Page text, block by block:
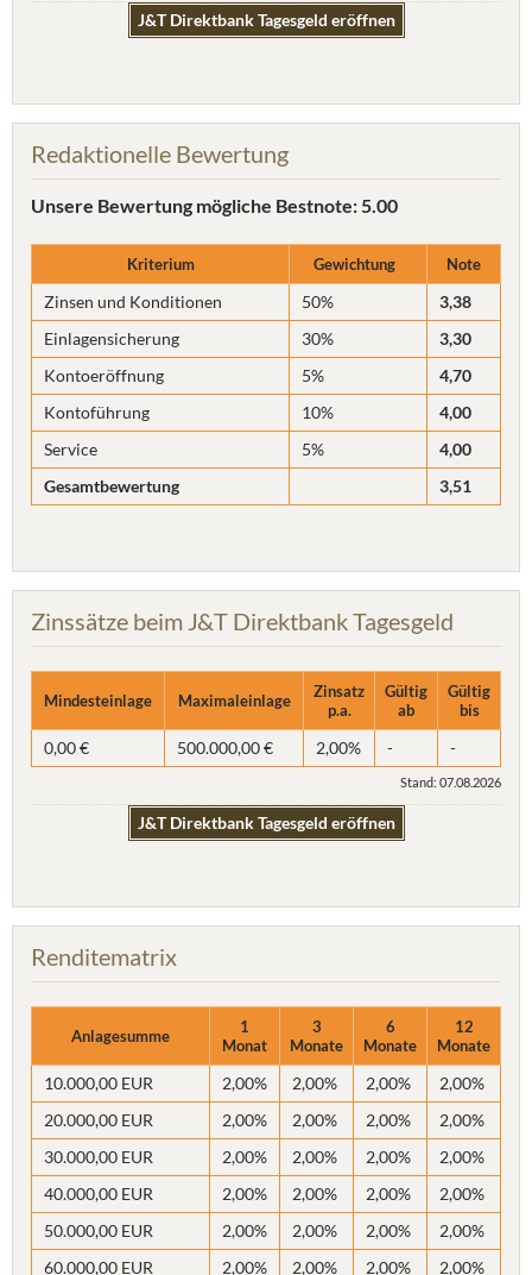
J&T Direktbank Tagesgeld eröffnen
Redaktionelle Bewertung
Unsere Bewertung mögliche Bestnote: 5.00
Kriterium Gewichtung Note
Zinsen und Konditionen 50%
3,38
Einlagensicherung
30%
3,30
Kontoeröffnung
5%
4,70
Kontoführung
10%
4,00
Service
5%
4,00
Gesamtbewertung
3,51
Zinssätze beim J&T Direktbank Tagesgeld
Mindesteinlage Maximaleinlage
Zinsatz
p.a.
Gültig
ab
Gültig
bis
0,00 € 500.000,00 € 2,00% - -
Stand: 07.08.2026
J&T Direktbank Tagesgeld eröffnen
Renditematrix
Anlagesumme
1
Monat
3
Monate
6
Monate
12
Monate
10.000,00 EUR 2,00% 2,00% 2,00%
2,00%
20.000,00 EUR
2,00% 2,00% 2,00%
2,00%
30.000,00 EUR
2,00% 2,00% 2,00%
2,00%
40.000,00 EUR
2,00% 2,00% 2,00%
2,00%
50.000,00 EUR
2,00% 2,00% 2,00%
2,00%
60.000,00 EUR
2,00% 2,00% 2,00% 2,00%